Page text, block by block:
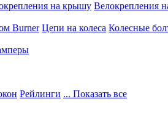
на крышу Велокрепления
Burner Цепи на колеса Колесные
Рейлинги ... Показать все